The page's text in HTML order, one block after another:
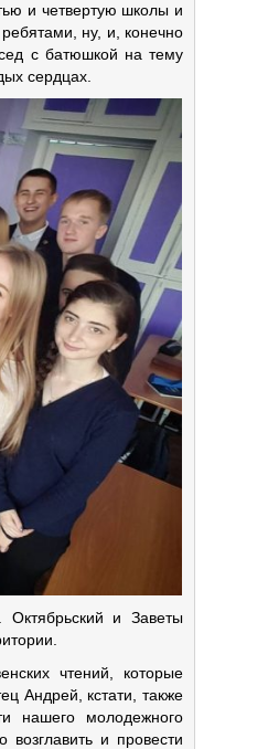
и четвертую школы и
ну, и, конечно
с батюшкой на тему
сердцах.
и Заветы
чтений, которые
Андрей, кстати, также
нашего молодежного
и провести